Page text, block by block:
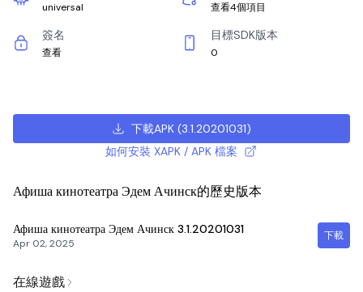
universal 查看4個項目
簽名
查看
目標SDK版本
0
下載APK(3.1.20201031)
如何安裝 XAPK / APK 檔案
Афиша кинотеатра Эдем Ачинск的歷史版本
Афиша кинотеатра Эдем Ачинск 3.1.20201031
Apr 02, 2025
下載
在線遊戲